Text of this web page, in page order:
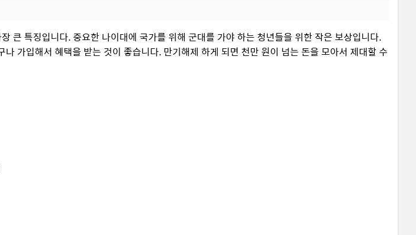
큰 특징입니다. 중요한 나이대에 국가를 위해 군대를 가야 하는 청년들을 위한 작은 보상입니다.
가입해서 혜택을 받는 것이 좋습니다. 만기해제 하게 되면 천만 원이 넘는 돈을 모아서 제대할 수